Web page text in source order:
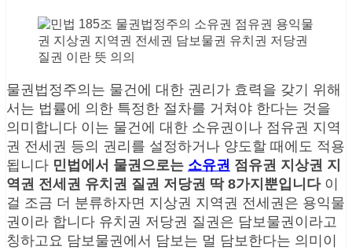
물권법정주의는 물건에 대한 권리가 효력을 갖기 위해
서는 법률에 의한 특정한 절차를 거쳐야 한다는 것을
의미합니다 이는 물건에 대한 소유권이나 점유권 지역
권 전세권 등의 권리를 설정하거나 양도할 때에도 적용
됩니다 민법에서 물권으로는 소유권 점유권 지상권 지
역권 전세권 유치권 질권 저당권 딱 8가지뿐입니다이
걸 조금 더 분류하자면 지상권 지역권 전세권은 용익물
권이라 합니다 유치권 저당권 질권은 담보물권이라고
칭하고요 담보물권에서 담보는 멀 담보한다는 의미이